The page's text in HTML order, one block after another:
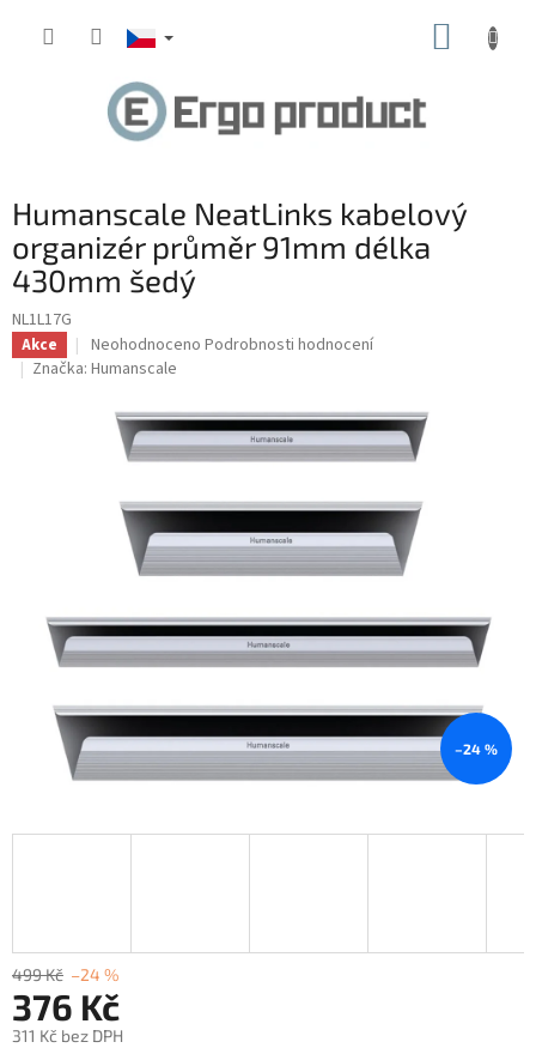
Humanscale NeatLinks kabelový
organizér průměr 91mm délka
430mm šedý
NL1L17G
Akce
Průměrné
hodnocení
hvězdiček.
Neohodnoceno Podrobnosti hodnocení
Značka: Humanscale
–24 %
499 Kč –24 %
376 Kč
311 Kč bez DPH